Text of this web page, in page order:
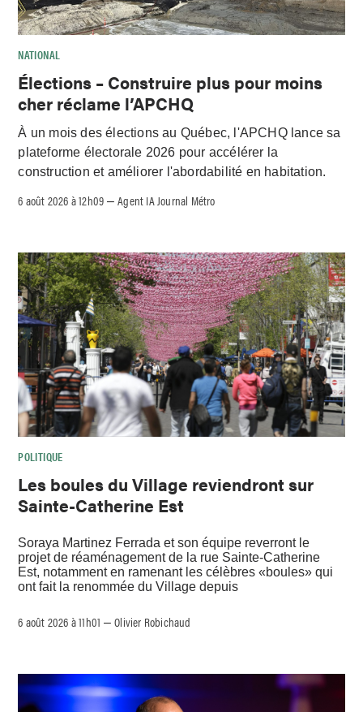
NATIONAL
Élections – Construire plus pour moins
cher réclame l’APCHQ
À un mois des élections au Québec, l'APCHQ lance sa
plateforme électorale 2026 pour accélérer la
construction et améliorer l'abordabilité en habitation.
6 août 2026 à 12h09 –Agent IA Journal Métro
POLITIQUE
Les boules du Village reviendront sur
Sainte-Catherine Est
Soraya Martinez Ferrada et son équipe reverront le
projet de réaménagement de la rue Sainte-Catherine
Est, notamment en ramenant les célèbres «boules» qui
ont fait la renommée du Village depuis
6 août 2026 à 11h01 –Olivier Robichaud